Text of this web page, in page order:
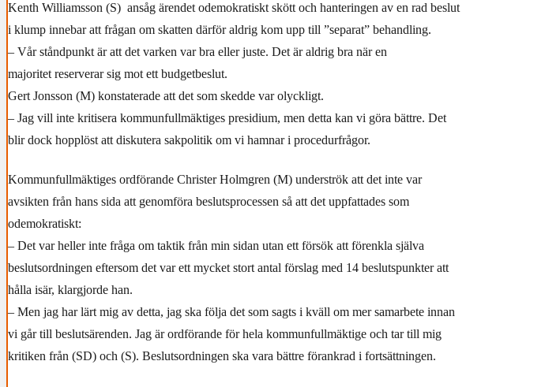
Kenth Williamsson (S) ansåg ärendet odemokratiskt skött och hanteringen av en rad beslut
i klump innebar att frågan om skatten därför aldrig kom upp till ”separat” behandling.
– Vår ståndpunkt är att det varken var bra eller juste. Det är aldrig bra när en
majoritet reserverar sig mot ett budgetbeslut.
Gert Jonsson (M) konstaterade att det som skedde var olyckligt.
– Jag vill inte kritisera kommunfullmäktiges presidium, men detta kan vi göra bättre. Det
blir dock hopplöst att diskutera sakpolitik om vi hamnar i procedurfrågor.
Kommunfullmäktiges ordförande Christer Holmgren (M) underströk att det inte var
avsikten från hans sida att genomföra beslutsprocessen så att det uppfattades som
odemokratiskt:
– Det var heller inte fråga om taktik från min sidan utan ett försök att förenkla själva
beslutsordningen eftersom det var ett mycket stort antal förslag med 14 beslutspunkter att
hålla isär, klargjorde han.
– Men jag har lärt mig av detta, jag ska följa det som sagts i kväll om mer samarbete innan
vi går till beslutsärenden. Jag är ordförande för hela kommunfullmäktige och tar till mig
kritiken från (SD) och (S). Beslutsordningen ska vara bättre förankrad i fortsättningen.